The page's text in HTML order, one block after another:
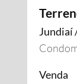
Jundiaí
Venda